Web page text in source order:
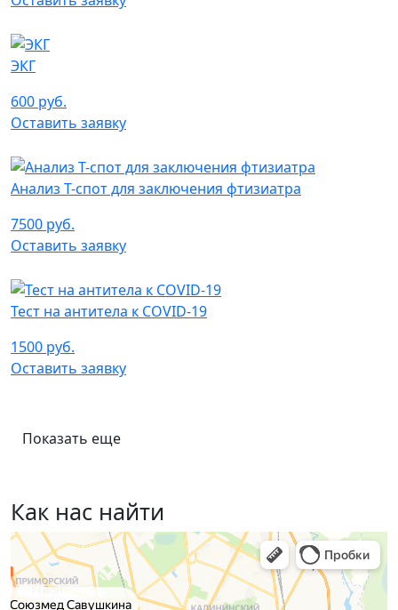
ЭКГ
600 руб.
Оставить заявку
Анализ Т-спот для заключения фтизиатра
7500 руб.
Оставить заявку
Тест на антитела к COVID-19
1500 руб.
Оставить заявку
Показать еще
Как нас найти